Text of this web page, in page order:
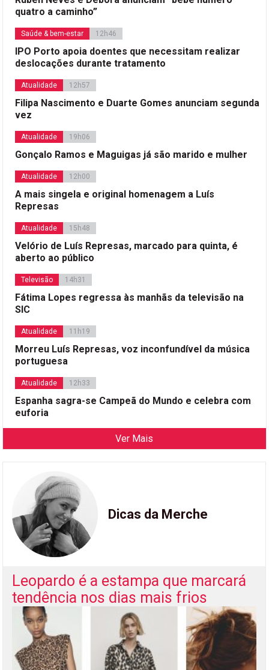
quatro a caminho”
Saúde & bem-estar 12h46
IPO Porto apoia doentes que necessitam realizar
deslocações durante tratamento
Atualidade 12h57
Filipa Nascimento e Duarte Gomes anunciam segunda
vez
Atualidade 19h06
Gonçalo Ramos e Maguigas já são marido e mulher
Atualidade 12h00
A mais singela e original homenagem a Luís
Represas
Atualidade 15h48
Velório de Luís Represas, marcado para quinta, é
aberto ao público
Televisão 14h31
Fátima Lopes regressa às manhãs da televisão na
SIC
Atualidade 11h19
Morreu Luís Represas, voz inconfundível da música
portuguesa
Atualidade 12h33
Espanha sagra-se Campeã do Mundo e celebra com
euforia
Ver Mais
Dicas da Merche
Leopardo é a estampa que marcará
tendência nos dias mais frios